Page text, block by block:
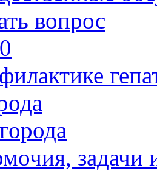
вопрос
задачи